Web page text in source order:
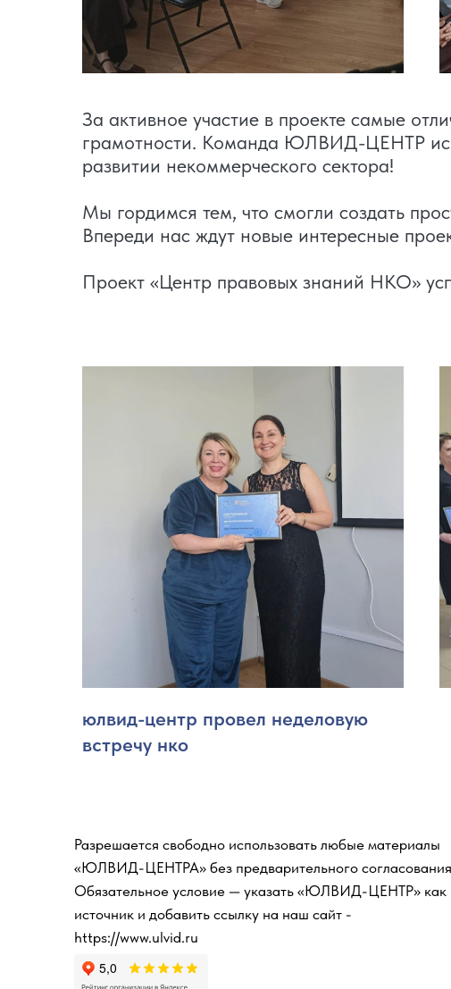
За активное участие в проекте самые
грамотности. Команда ЮЛВИД-ЦЕНТР
развитии некоммерческого сектора!
Мы гордимся тем, что смогли создать
Впереди нас ждут новые интересные
Проект «Центр правовых знаний НКО»
юлвид-центр провел неделовую
встречу нко
Разрешается свободно использовать любые материалы
«ЮЛВИД-ЦЕНТРА» без предварительного
Обязательное условие — указать «ЮЛВИД-ЦЕНТР» как
источник и добавить ссылку на наш сайт -
https://www.ulvid.ru